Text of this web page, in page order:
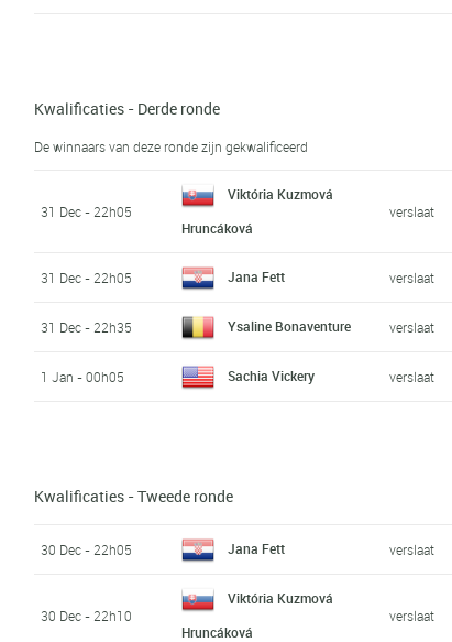
Kwalificaties - Derde ronde
De winnaars van deze ronde zijn gekwalificeerd
31 Dec - 22h05
Viktória Kuzmová
Hruncáková
verslaat
31 Dec - 22h05 Jana Fett verslaat
31 Dec - 22h35 Ysaline Bonaventure verslaat
1 Jan - 00h05 Sachia Vickery verslaat
Kwalificaties - Tweede ronde
30 Dec - 22h05 Jana Fett verslaat
30 Dec - 22h10
Viktória Kuzmová
Hruncáková
verslaat